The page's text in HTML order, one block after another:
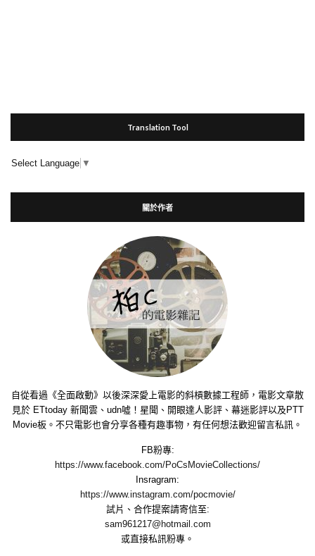
Translation Tool
Select Language ▼
關於作者
自從看過《全面啟動》以後深深愛上電影的斜槓數據工程師，電影文章散
見於 ETtoday 新聞雲、udn噓！星聞、開眼達人影評、幕迷影評以及PTT
Movie板。不只電影也會分享各種有趣事物，有任何想法歡迎留言私訊。
FB粉專:
https://www.facebook.com/PoCsMovieCollections/
Insragram:
https://www.instagram.com/pocmovie/
試片、合作提案請寄信至:
sam961217@hotmail.com
或直接私訊粉專。